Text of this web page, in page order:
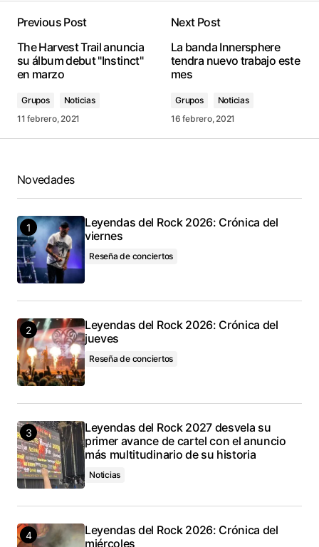
Previous Post
The Harvest Trail anuncia
su álbum debut "Instinct"
en marzo
Grupos
Noticias
11 febrero, 2021
Next Post
La banda Innersphere
tendra nuevo trabajo este
mes
Grupos
Noticias
16 febrero, 2021
Novedades
Leyendas del Rock 2026: Crónica del
viernes
Reseña de conciertos
Leyendas del Rock 2026: Crónica del
jueves
Reseña de conciertos
Leyendas del Rock 2027 desvela su
primer avance de cartel con el anuncio
más multitudinario de su historia
Noticias
Leyendas del Rock 2026: Crónica del
miércoles